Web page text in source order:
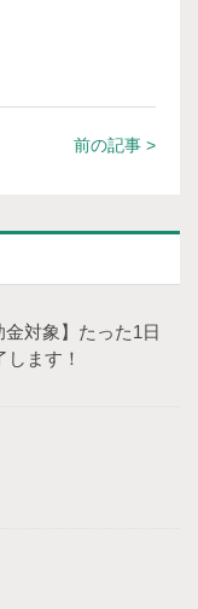
前の記事 >
対象】たった1⽇
ます！